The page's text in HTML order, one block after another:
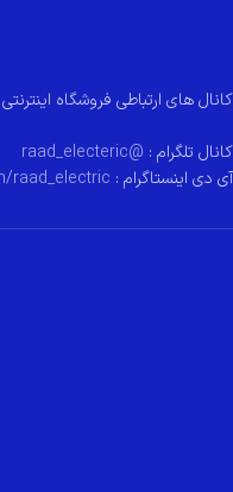
کانال های ارتباطی فروشگاه
کانال تلگرام : @raad_electeric
آی دی اینستاگرام : raad_electric